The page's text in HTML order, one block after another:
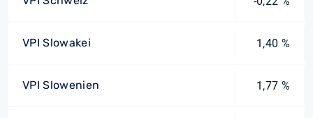
VPI Slowakei 1,40 %
VPI Slowenien 1,77 %